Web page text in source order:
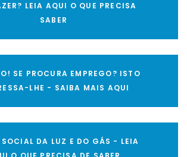
LEIA AQUI O QUE PRECISA
SABER
SE PROCURA EMPREGO? ISTO
LHE - SAIBA MAIS AQUI
DA LUZ E DO GÁS - LEIA